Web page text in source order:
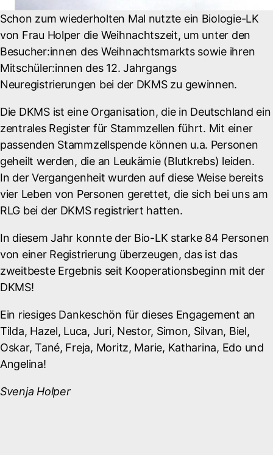
Schon zum wiederholten Mal nutzte ein Biologie-LK
von Frau Holper die Weihnachtszeit, um unter den
Besucher:innen des Weihnachtsmarkts sowie ihren
Mitschüler:innen des 12. Jahrgangs
Neuregistrierungen bei der DKMS zu gewinnen.
Die DKMS ist eine Organisation, die in Deutschland ein
zentrales Register für Stammzellen führt. Mit einer
passenden Stammzellspende können u.a. Personen
geheilt werden, die an Leukämie (Blutkrebs) leiden.
In der Vergangenheit wurden auf diese Weise bereits
vier Leben von Personen gerettet, die sich bei uns am
RLG bei der DKMS registriert hatten.
In diesem Jahr konnte der Bio-LK starke 84 Personen
von einer Registrierung überzeugen, das ist das
zweitbeste Ergebnis seit Kooperationsbeginn mit der
DKMS!
Ein riesiges Dankeschön für dieses Engagement an
Tilda, Hazel, Luca, Juri, Nestor, Simon, Silvan, Biel,
Oskar, Tané, Freja, Moritz, Marie, Katharina, Edo und
Angelina!
Svenja Holper